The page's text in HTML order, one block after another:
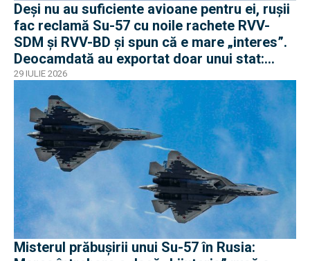
Deși nu au suficiente avioane pentru ei, rușii
fac reclamă Su-57 cu noile rachete RVV-
SDM și RVV-BD și spun că e mare „interes”.
Deocamdată au exportat doar unui stat:
Algeria
29 IULIE 2026
Misterul prăbușirii unui Su-57 în Rusia: